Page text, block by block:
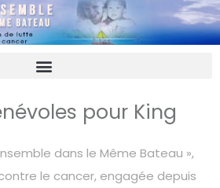
pour King
dans le Même Bateau »,
le cancer, engagée depuis